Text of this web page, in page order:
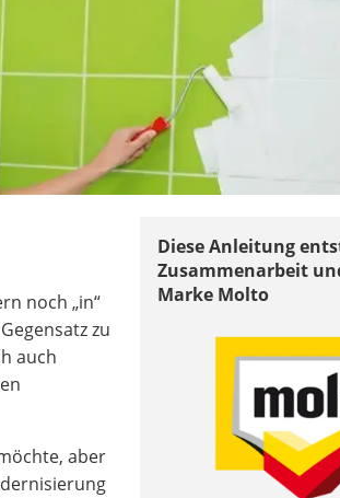
Diese Anleitung
Zusammenarbeit
Marke Molto
noch „in“
zu
auch
aber